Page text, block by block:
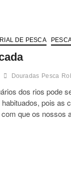
DE PESCA
Douradas Pesca
dos rios pode
pois as
que os nossos